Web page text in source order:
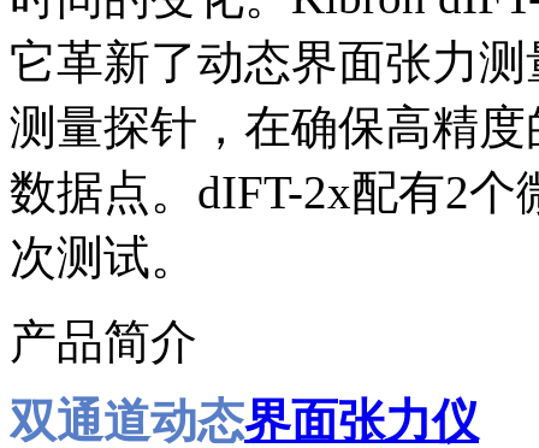
它革新了动态界面张力
测量探针，在确保高精
数据点。dIFT-2x配有2
次测试。
产品简介
双通道动态界面张力仪